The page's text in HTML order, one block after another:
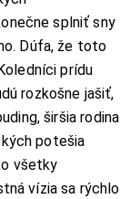
splniť sny
Dúfa, že toto
prídu
rozkošne jašiť,
širšia rodina
potešia
všetky
vízia sa rýchlo